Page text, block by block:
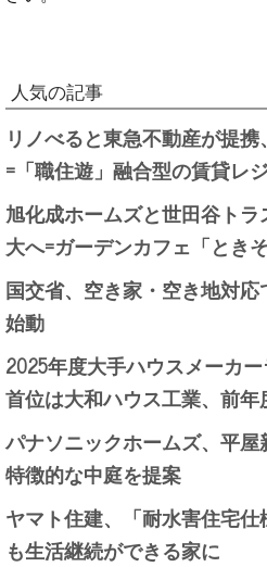
人気の記事
リノべると東急不動産が提
=「職住遊」融合型の賃貸レ
旭化成ホームズと世田谷ト
大へ=ガーデンカフェ「とき
国交省、空き家・空き地対
始動
2025年度大手ハウスメーカ
首位は大和ハウス工業、前
パナソニックホームズ、平
特徴的な中庭を提案
ヤマト住建、「耐水害住宅
も生活継続ができる家に